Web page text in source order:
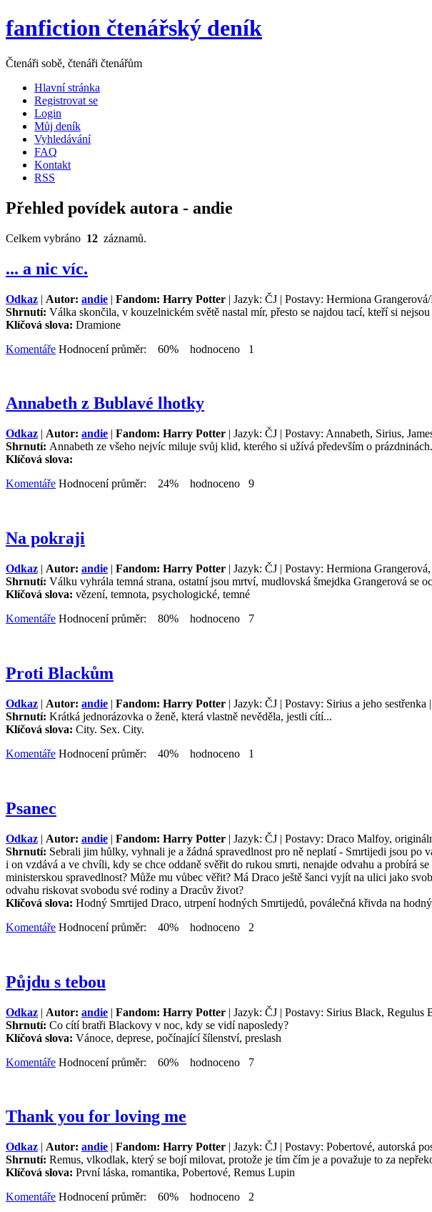
fanfiction čtenářský deník
Čtenáři sobě, čtenáři čtenářům
Hlavní stránka
Registrovat se
Login
Můj deník
Vyhledávání
FAQ
Kontakt
RSS
Přehled povídek autora - andie
Celkem vybráno 12 záznamů.
... a nic víc.
Odkaz | Autor: andie | Fandom: Harry Potter | Jazyk: ČJ | Postavy: Hermiona
Shrnutí: Válka skončila, v kouzelnickém světě nastal mír, přesto se najdou tací, kteří si
Klíčová slova: Dramione
Komentáře Hodnocení průměr: 60% hodnoceno 1
Annabeth z Bublavé lhotky
Odkaz | Autor: andie | Fandom: Harry Potter | Jazyk: ČJ | Postavy: Annabeth, Sirius,
Shrnutí: Annabeth ze všeho nejvíc miluje svůj klid, kterého si užívá především o
Klíčová slova:
Komentáře Hodnocení průměr: 24% hodnoceno 9
Na pokraji
Odkaz | Autor: andie | Fandom: Harry Potter | Jazyk: ČJ | Postavy: Hermiona
Shrnutí: Válku vyhrála temná strana, ostatní jsou mrtví, mudlovská šmejdka Grangerová se
Klíčová slova: vězení, temnota, psychologické, temné
Komentáře Hodnocení průměr: 80% hodnoceno 7
Proti Blackům
Odkaz | Autor: andie | Fandom: Harry Potter | Jazyk: ČJ | Postavy: Sirius a jeho
Shrnutí: Krátká jednorázovka o ženě, která vlastně nevěděla, jestli cítí...
Klíčová slova: City. Sex. City.
Komentáře Hodnocení průměr: 40% hodnoceno 1
Psanec
Odkaz | Autor: andie | Fandom: Harry Potter | Jazyk: ČJ | Postavy: Draco Malfoy,
Shrnutí: Sebrali jim hůlky, vyhnali je a žádná spravedlnost pro ně neplatí - Smrtijedi jsou po
i on vzdává a ve chvíli, kdy se chce oddaně svěřit do rukou smrti, nenajde odvahu a probírá
ministerskou spravedlnost? Může mu vůbec věřit? Má Draco ještě šanci vyjít na ulici jako
odvahu riskovat svobodu své rodiny a Dracův život?
Klíčová slova: Hodný Smrtijed Draco, utrpení hodných Smrtijedů, poválečná křivda na
Komentáře Hodnocení průměr: 40% hodnoceno 2
Půjdu s tebou
Odkaz | Autor: andie | Fandom: Harry Potter | Jazyk: ČJ | Postavy: Sirius Black, Regulus
Shrnutí: Co cítí bratři Blackovy v noc, kdy se vidí naposledy?
Klíčová slova: Vánoce, deprese, počínající šílenství, preslash
Komentáře Hodnocení průměr: 60% hodnoceno 7
Thank you for loving me
Odkaz | Autor: andie | Fandom: Harry Potter | Jazyk: ČJ | Postavy: Pobertové, autorská
Shrnutí: Remus, vlkodlak, který se bojí milovat, protože je tím čím je a považuje to za
Klíčová slova: První láska, romantika, Pobertové, Remus Lupin
Komentáře Hodnocení průměr: 60% hodnoceno 2